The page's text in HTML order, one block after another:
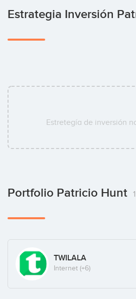
Estrategia Inversión
Estretegía de inversión
Portfolio Patricio Hunt 1
TWILALA
Internet (+6)